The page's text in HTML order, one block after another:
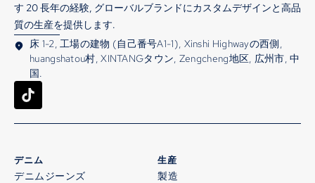
す 20 長年の経験, グローバルブランドにカスタムデザインと高品
質の生産を提供します.
床 1-2, 工場の建物 (自己番号A1-1), Xinshi Highwayの西側,
huangshatou村, XINTANGタウン, Zengcheng地区, 広州市, 中
国.
デニム
デニムジーンズ
生産
製造